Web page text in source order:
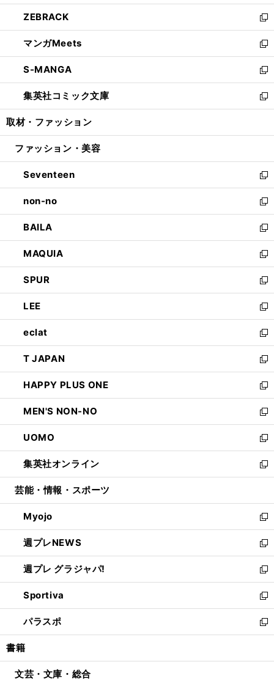
開
く
ウ
で
開
く
ン
ド
ウ
で
開
く
ウ
ィ
ン
ド
ウ
で
開
く
し
い
ウ
ィ
ン
ド
ウ
で
開
ZEBRACK
新
し
い
ウ
ィ
ン
ド
ウ
開
マンガMeets
新
し
い
ウ
ィ
ン
ウ
開
く
S-MANGA
新
し
い
ウ
ン
ウ
で
開
く
集英社コミック文庫
新
し
ウ
ン
ド
ウ
で
開
く
取材・ファッション
ファッション・美容
Seventeen
新
し
い
ウ
ィ
ン
ド
ウ
で
開
く
non-no
新
し
い
ウ
ィ
ン
ド
ウ
で
開
く
BAILA
新
し
い
ウ
ィ
ン
ド
ウ
で
開
く
MAQUIA
新
し
い
ウ
ィ
ン
ド
ウ
で
開
く
SPUR
新
し
い
ウ
ィ
ン
ド
ウ
で
開
く
LEE
新
し
い
ウ
ィ
ン
ド
ウ
で
開
く
eclat
新
し
い
ウ
ィ
ン
ド
ウ
で
開
く
T JAPAN
新
し
い
ウ
ィ
ン
ド
ウ
で
開
HAPPY PLUS ONE
新
し
い
ウ
ィ
ン
ド
ウ
開
く
MEN'S NON-NO
新
し
い
ウ
ィ
ン
ウ
で
開
く
UOMO
新
し
い
ウ
ン
ド
ウ
で
開
く
集英社オンライン
新
し
ウ
ィ
ン
ド
ウ
で
開
く
芸能・情報・スポーツ
Myojo
新
し
い
ウ
ィ
ン
ド
ウ
で
開
週プレNEWS
新
し
い
ウ
ィ
ン
ド
ウ
開
週プレ グラジャパ!
新
し
い
ウ
ィ
ン
ウ
Sportiva
新
し
い
ウ
ン
パラスポ
新
し
ウ
書籍
文芸・文庫・総合